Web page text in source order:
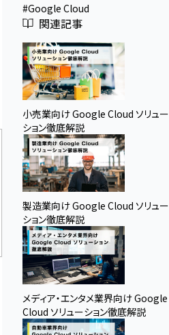
Google Cloud
関連記事
小売業向け Google Cloud ソリュー
ション徹底解説
製造業向け Google Cloud ソリュー
ション徹底解説
メディア・エンタメ業界向け Google
Cloud ソリューション徹底解説